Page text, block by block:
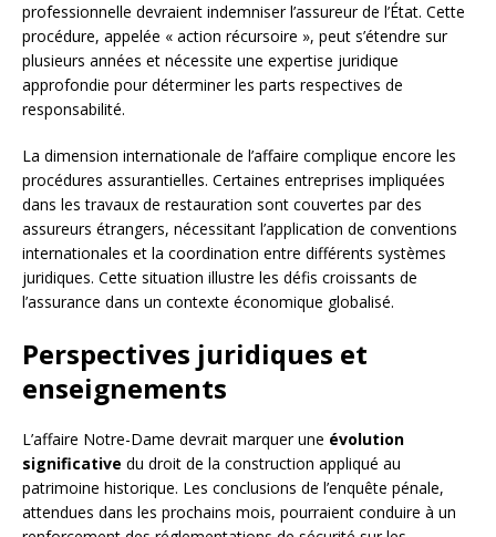
professionnelle devraient indemniser l’assureur de l’État. Cette
procédure, appelée « action récursoire », peut s’étendre sur
plusieurs années et nécessite une expertise juridique
approfondie pour déterminer les parts respectives de
responsabilité.
La dimension internationale de l’affaire complique encore les
procédures assurantielles. Certaines entreprises impliquées
dans les travaux de restauration sont couvertes par des
assureurs étrangers, nécessitant l’application de conventions
internationales et la coordination entre différents systèmes
juridiques. Cette situation illustre les défis croissants de
l’assurance dans un contexte économique globalisé.
Perspectives juridiques et
enseignements
L’affaire Notre-Dame devrait marquer une évolution
significative du droit de la construction appliqué au
patrimoine historique. Les conclusions de l’enquête pénale,
attendues dans les prochains mois, pourraient conduire à un